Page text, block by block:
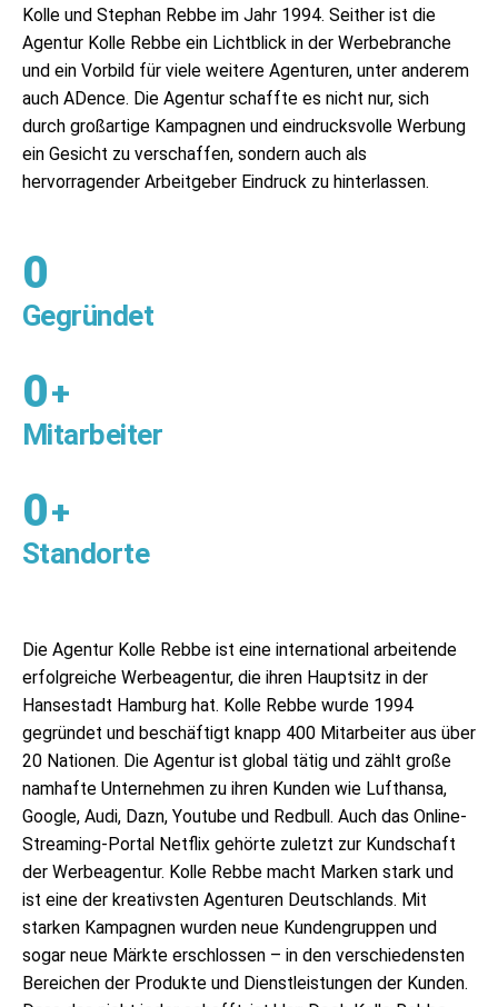
Kolle und Stephan Rebbe im Jahr 1994. Seither ist die
Agentur Kolle Rebbe ein Lichtblick in der Werbebranche
und ein Vorbild für viele weitere Agenturen, unter anderem
auch ADence. Die Agentur schaffte es nicht nur, sich
durch großartige Kampagnen und eindrucksvolle Werbung
ein Gesicht zu verschaffen, sondern auch als
hervorragender Arbeitgeber Eindruck zu hinterlassen.
0
Gegründet
0+
Mitarbeiter
0+
Standorte
Die Agentur Kolle Rebbe ist eine international arbeitende
erfolgreiche Werbeagentur, die ihren Hauptsitz in der
Hansestadt Hamburg hat. Kolle Rebbe wurde 1994
gegründet und beschäftigt knapp 400 Mitarbeiter aus über
20 Nationen. Die Agentur ist global tätig und zählt große
namhafte Unternehmen zu ihren Kunden wie Lufthansa,
Google, Audi, Dazn, Youtube und Redbull. Auch das Online-
Streaming-Portal Netflix gehörte zuletzt zur Kundschaft
der Werbeagentur. Kolle Rebbe macht Marken stark und
ist eine der kreativsten Agenturen Deutschlands. Mit
starken Kampagnen wurden neue Kundengruppen und
sogar neue Märkte erschlossen – in den verschiedensten
Bereichen der Produkte und Dienstleistungen der Kunden.